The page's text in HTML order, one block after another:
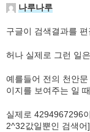
나루나루
구글이 검색결과를
허나 실제로 그런 일
예를들어 전의 천안
이지를 보여주는 일
실제로 4294967296
2^32값일뿐인 검색어]